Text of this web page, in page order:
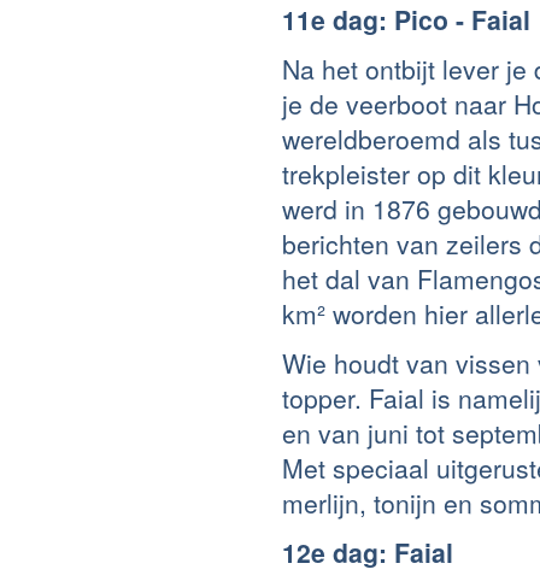
11e dag: Pico - Faial
Na het ontbijt lever je
je de veerboot naar
wereldberoemd als
trekpleister op dit
werd in 1876
berichten van zeilers
het dal van
km² worden hier
Wie houdt van
topper. Faial is
en van juni tot
Met speciaal
merlijn, tonijn en
12e dag: Faial